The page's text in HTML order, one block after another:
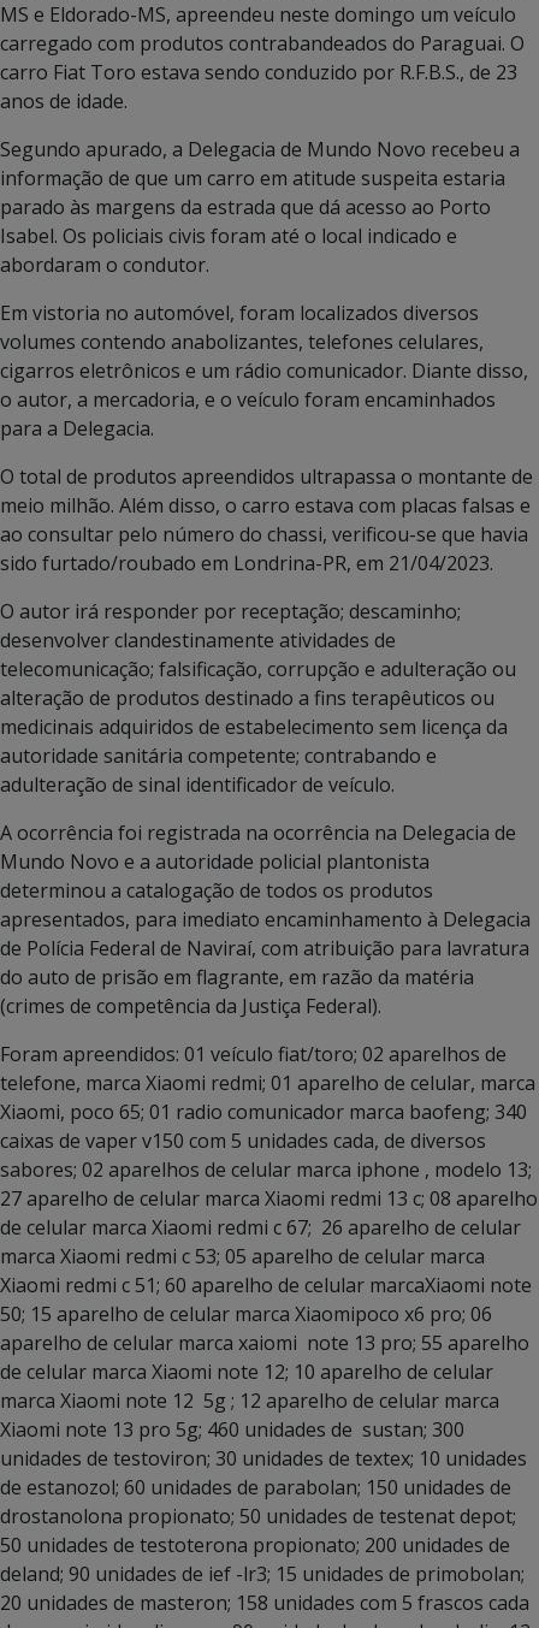
MS e Eldorado-MS, apreendeu neste domingo um veículo
carregado com produtos contrabandeados do Paraguai. O
carro Fiat Toro estava sendo conduzido por R.F.B.S., de 23
anos de idade.
Segundo apurado, a Delegacia de Mundo Novo recebeu a
informação de que um carro em atitude suspeita estaria
parado às margens da estrada que dá acesso ao Porto
Isabel. Os policiais civis foram até o local indicado e
abordaram o condutor.
Em vistoria no automóvel, foram localizados diversos
volumes contendo anabolizantes, telefones celulares,
cigarros eletrônicos e um rádio comunicador. Diante disso,
o autor, a mercadoria, e o veículo foram encaminhados
para a Delegacia.
O total de produtos apreendidos ultrapassa o montante de
meio milhão. Além disso, o carro estava com placas falsas e
ao consultar pelo número do chassi, verificou-se que havia
sido furtado/roubado em Londrina-PR, em 21/04/2023.
O autor irá responder por receptação; descaminho;
desenvolver clandestinamente atividades de
telecomunicação; falsificação, corrupção e adulteração ou
alteração de produtos destinado a fins terapêuticos ou
medicinais adquiridos de estabelecimento sem licença da
autoridade sanitária competente; contrabando e
adulteração de sinal identificador de veículo.
A ocorrência foi registrada na ocorrência na Delegacia de
Mundo Novo e a autoridade policial plantonista
determinou a catalogação de todos os produtos
apresentados, para imediato encaminhamento à Delegacia
de Polícia Federal de Naviraí, com atribuição para lavratura
do auto de prisão em flagrante, em razão da matéria
(crimes de competência da Justiça Federal).
Foram apreendidos: 01 veículo fiat/toro; 02 aparelhos de
telefone, marca Xiaomi redmi; 01 aparelho de celular, marca
Xiaomi, poco 65; 01 radio comunicador marca baofeng; 340
caixas de vaper v150 com 5 unidades cada, de diversos
sabores; 02 aparelhos de celular marca iphone , modelo 13;
27 aparelho de celular marca Xiaomi redmi 13 c; 08 aparelho
de celular marca Xiaomi redmi c 67; 26 aparelho de celular
marca Xiaomi redmi c 53; 05 aparelho de celular marca
Xiaomi redmi c 51; 60 aparelho de celular marcaXiaomi note
50; 15 aparelho de celular marca Xiaomipoco x6 pro; 06
aparelho de celular marca xaiomi note 13 pro; 55 aparelho
de celular marca Xiaomi note 12; 10 aparelho de celular
marca Xiaomi note 12 5g ; 12 aparelho de celular marca
Xiaomi note 13 pro 5g; 460 unidades de sustan; 300
unidades de testoviron; 30 unidades de textex; 10 unidades
de estanozol; 60 unidades de parabolan; 150 unidades de
drostanolona propionato; 50 unidades de testenat depot;
50 unidades de testoterona propionato; 200 unidades de
deland; 90 unidades de ief -lr3; 15 unidades de primobolan;
20 unidades de masteron; 158 unidades com 5 frascos cada